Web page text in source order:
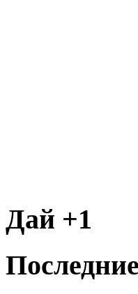
Дай +1